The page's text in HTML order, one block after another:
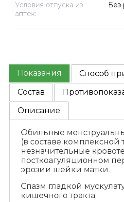
Условия отпуска из
аптек:
Без
Показания
Способ
Состав
Описание
Обильные
(в составе комплексной
незначительные
посткоагуляционном
эрозии шейки матки.
Спазм гладкой
кишечного тракта.